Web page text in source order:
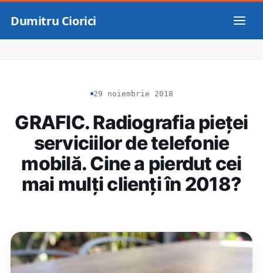
Dumitru Ciorici
29 noiembrie 2018
GRAFIC. Radiografia pieței
serviciilor de telefonie
mobilă. Cine a pierdut cei
mai mulți clienți în 2018?